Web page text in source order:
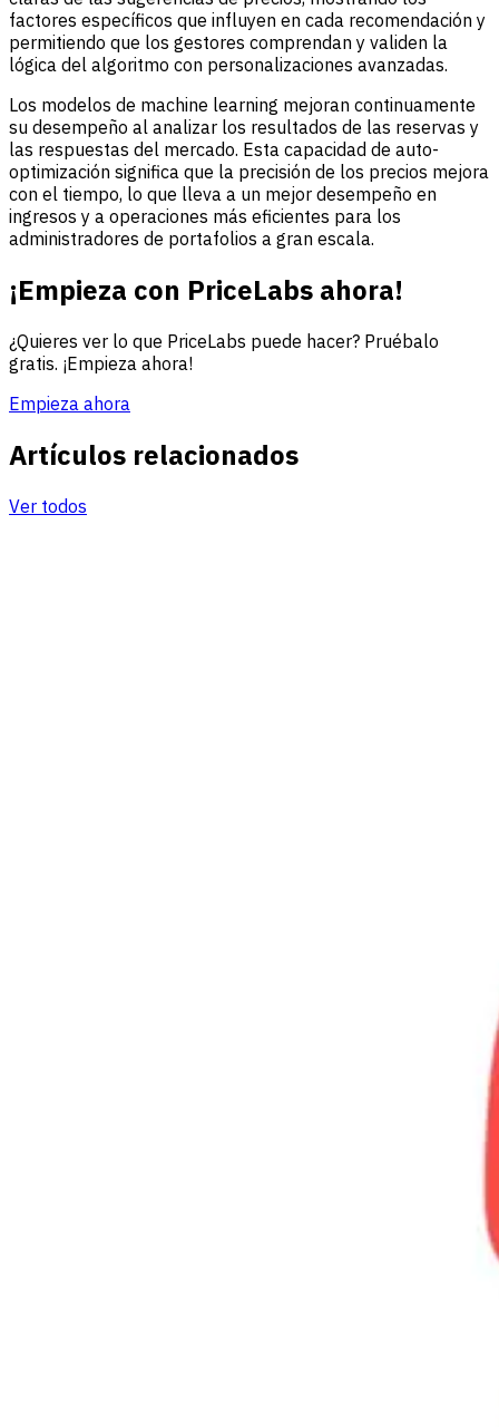
factores específicos que influyen en cada recomendación y
permitiendo que los gestores comprendan y validen la
lógica del algoritmo con personalizaciones avanzadas.
Los modelos de machine learning mejoran continuamente
su desempeño al analizar los resultados de las reservas y
las respuestas del mercado. Esta capacidad de auto-
optimización significa que la precisión de los precios mejora
con el tiempo, lo que lleva a un mejor desempeño en
ingresos y a operaciones más eficientes para los
administradores de portafolios a gran escala.
¡Empieza con PriceLabs ahora!
¿Quieres ver lo que PriceLabs puede hacer? Pruébalo
gratis. ¡Empieza ahora!
Empieza ahora
Artículos relacionados
Ver todos